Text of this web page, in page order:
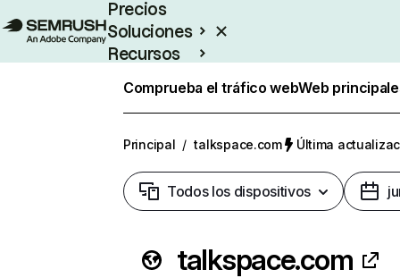
Precios
Soluciones
Recursos
Comprueba el tráfico webWeb
Principal / talkspace.com Última
Todos los dispositivos
talkspace.com